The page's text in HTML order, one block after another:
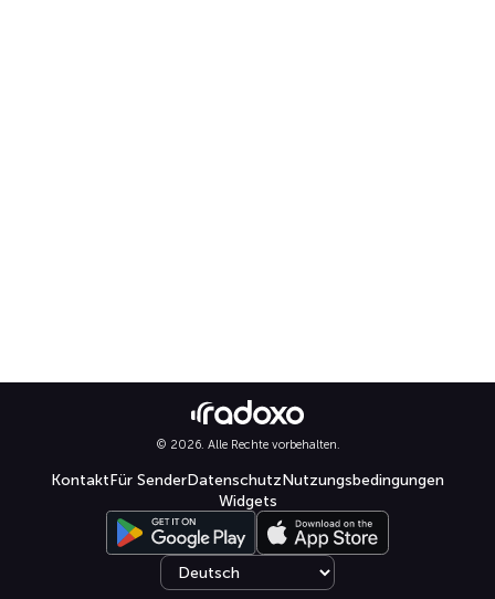
© 2026. Alle Rechte vorbehalten.
KontaktFür SenderDatenschutzNutzungsbedingungen
Widgets
Select language